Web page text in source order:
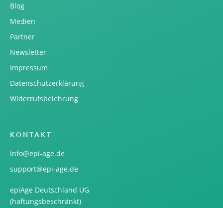
Blog
Medien
Partner
Newsletter
Impressum
Datenschutzerklärung
Widerrufsbelehrung
KONTAKT
info@epi-age.de
support@epi-age.de
epiAge Deutschland UG
(haftungsbeschränkt)